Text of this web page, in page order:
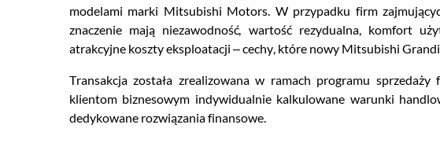
modelami marki Mitsubishi Motors. W przypadku firm
znaczenie mają niezawodność, wartość rezydualna, komfort
atrakcyjne koszty eksploatacji – cechy, które nowy Mitsubishi
Transakcja została zrealizowana w ramach programu
klientom biznesowym indywidualnie kalkulowane warunki
dedykowane rozwiązania finansowe.